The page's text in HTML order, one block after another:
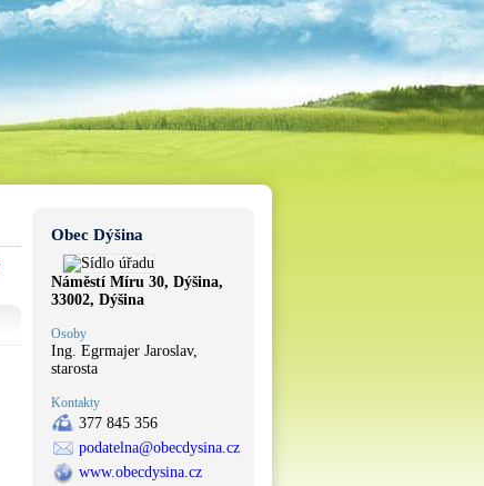
Obec Dýšina
Náměstí Míru 30, Dýšina,
33002, Dýšina
Osoby
Ing. Egrmajer Jaroslav,
starosta
Kontakty
377 845 356
podatelna@obecdysina.cz
www.obecdysina.cz